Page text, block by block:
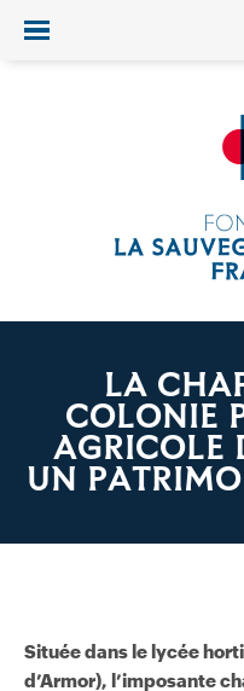
Ouvrir/fermer le menu
LA
COLONIE
AGRICOLE
UN
Située dans le lycée
d’Armor), l’imposante